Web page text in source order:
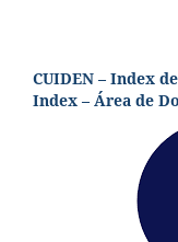
CUIDEN – Index
Index – Área de